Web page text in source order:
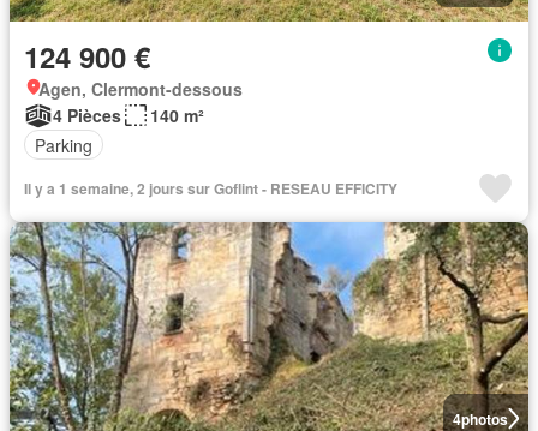
124 900 €
Agen, Clermont-dessous
4 Pièces
140 m²
Parking
Il y a 1 semaine, 2 jours sur Goflint - RESEAU EFFICITY
4photos